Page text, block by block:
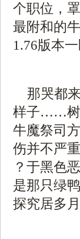
个职位，
最附和的
1.76版本
那哭都来
样子……树
牛魔祭司
伤并不严
？于黑色
是那只绿
探究居多